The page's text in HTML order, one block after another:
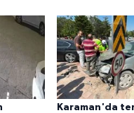
Karaman'da